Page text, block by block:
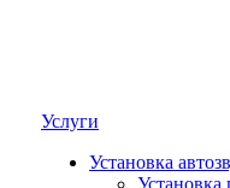
Услуги
Установка
Установка